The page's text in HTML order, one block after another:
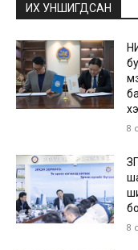
ИХ УНШИГДСАН
8
8